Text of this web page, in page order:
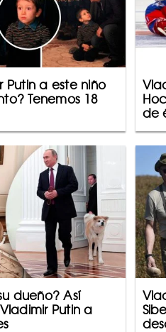
Putin a este niño
Tenemos 18
de
dueño? Así
Putin a